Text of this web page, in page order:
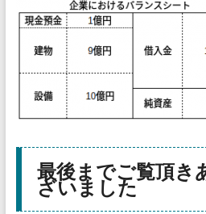
最後までご覧頂き
ざいました